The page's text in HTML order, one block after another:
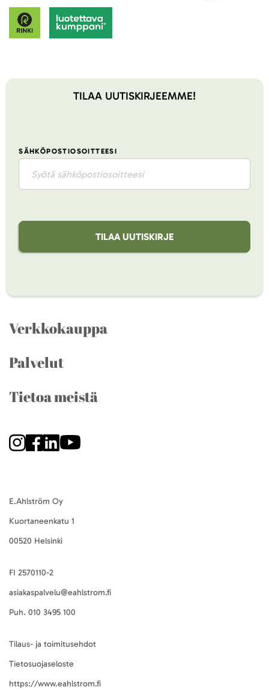
TILAA UUTISKIRJEEMME!
SÄHKÖPOSTIOSOITTEESI
TILAA UUTISKIRJE
Verkkokauppa
Palvelut
Tietoa meistä
E.Ahlström Oy
Kuortaneenkatu 1
00520 Helsinki
FI 2570110-2
asiakaspalvelu@eahlstrom.fi
Puh. 010 3495 100
Tilaus- ja toimitusehdot
Tietosuojaseloste
https://www.eahlstrom.fi